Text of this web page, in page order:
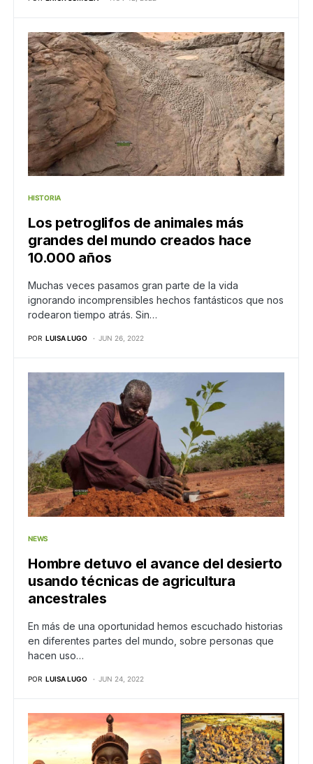
HISTORIA
Los petroglifos de animales más
grandes del mundo creados hace
10.000 años
Muchas veces pasamos gran parte de la vida
ignorando incomprensibles hechos fantásticos que nos
rodearon tiempo atrás. Sin…
POR LUISA LUGO JUN 26, 2022
NEWS
Hombre detuvo el avance del desierto
usando técnicas de agricultura
ancestrales
En más de una oportunidad hemos escuchado historias
en diferentes partes del mundo, sobre personas que
hacen uso…
POR LUISA LUGO JUN 24, 2022